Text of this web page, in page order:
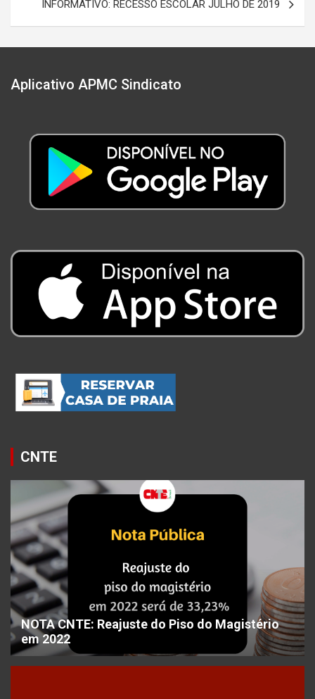
INFORMATIVO: RECESSO ESCOLAR JULHO DE 2019
Aplicativo APMC Sindicato
CNTE
NOTA CNTE: Reajuste do Piso do Magistério
em 2022